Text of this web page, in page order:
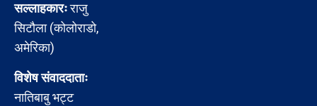
सल्लाहकारःराजु
सिटौला (कोलोराडो,
अमेरिका)
विशेष संवाददाताः
नातिबाबु भट्ट